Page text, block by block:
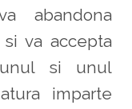
abandona
va accepta
si unul
imparte